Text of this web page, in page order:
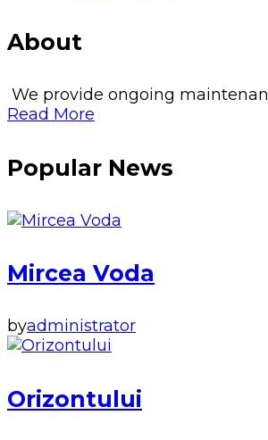
About
We provide ongoing
Read More
Popular News
Mircea Voda
byadministrator
Orizontului